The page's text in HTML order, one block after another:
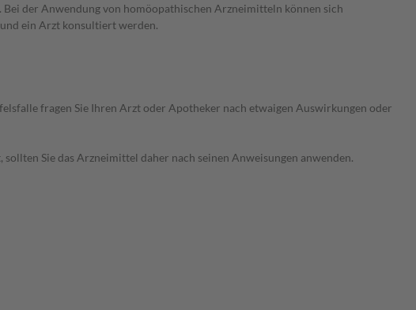
der Anwendung von homöopathischen Arzneimitteln können sich
ein Arzt konsultiert werden.
fragen Sie Ihren Arzt oder Apotheker nach etwaigen Auswirkungen oder
Sie das Arzneimittel daher nach seinen Anweisungen anwenden.